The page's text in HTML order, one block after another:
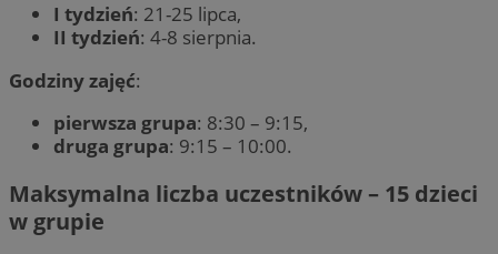
I tydzień: 21-25 lipca,
II tydzień: 4-8 sierpnia.
Godziny zajęć:
pierwsza grupa: 8:30 – 9:15,
druga grupa: 9:15 – 10:00.
Maksymalna liczba uczestników – 15 dzieci
w grupie